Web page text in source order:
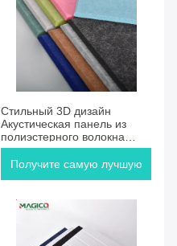
Стильный 3D дизайн
Акустическая панель из
полиэстерного волокна
толщина 9/12/24 мм
Получите самую лучшую